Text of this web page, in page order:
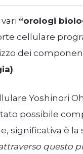
“orologi
cellulare
dei
.
Yoshinori
possibile
significativa è la
questo